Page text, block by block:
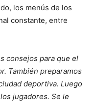
los menús de los
constante, entre
consejos para que el
También preparamos
deportiva. Luego
jugadores. Se le